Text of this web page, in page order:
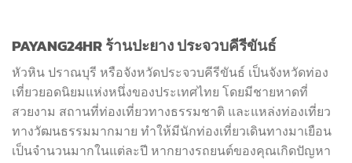
PAYANG24HR ร้านปะยาง ประจวบคีรีขันธ์
หัวหิน ปราณบุรี หรือจังหวัดประจวบคีรีขันธ์ เป็นจังหวัดท่อง
เที่ยวยอดนิยมแห่งหนึ่งของประเทศไทย โดยมีชายหาดที่
สวยงาม สถานที่ท่องเที่ยวทางธรรมชาติ และแหล่งท่องเที่ยว
ทางวัฒนธรรมมากมาย ทำให้มีนักท่องเที่ยวเดินทางมาเยือน
เป็นจำนวนมากในแต่ละปี หากยางรถยนต์ของคุณเกิดปัญหา